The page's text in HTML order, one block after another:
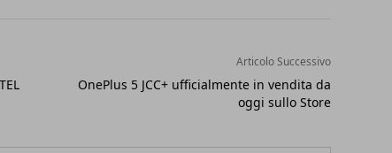
Articolo Successivo
OnePlus 5 JCC+ ufficialmente in vendita da
oggi sullo Store